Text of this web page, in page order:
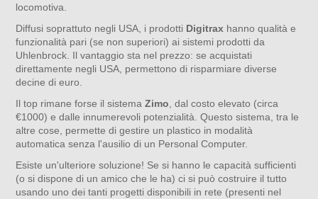
locomotiva.
Diffusi soprattuto negli USA, i prodotti Digitrax hanno qualità e
funzionalità pari (se non superiori) ai sistemi prodotti da
Uhlenbrock. Il vantaggio sta nel prezzo: se acquistati
direttamente negli USA, permettono di risparmiare diverse
decine di euro.
Il top rimane forse il sistema Zimo , dal costo elevato (circa
€1000) e dalle innumerevoli potenzialità. Questo sistema, tra le
altre cose, permette di gestire un plastico in modalità
automatica senza l'ausilio di un Personal Computer.
Esiste un'ulteriore soluzione! Se si hanno le capacità sufficienti
(o si dispone di un amico che le ha) ci si può costruire il tutto
usando uno dei tanti progetti disponibili in rete (presenti nel